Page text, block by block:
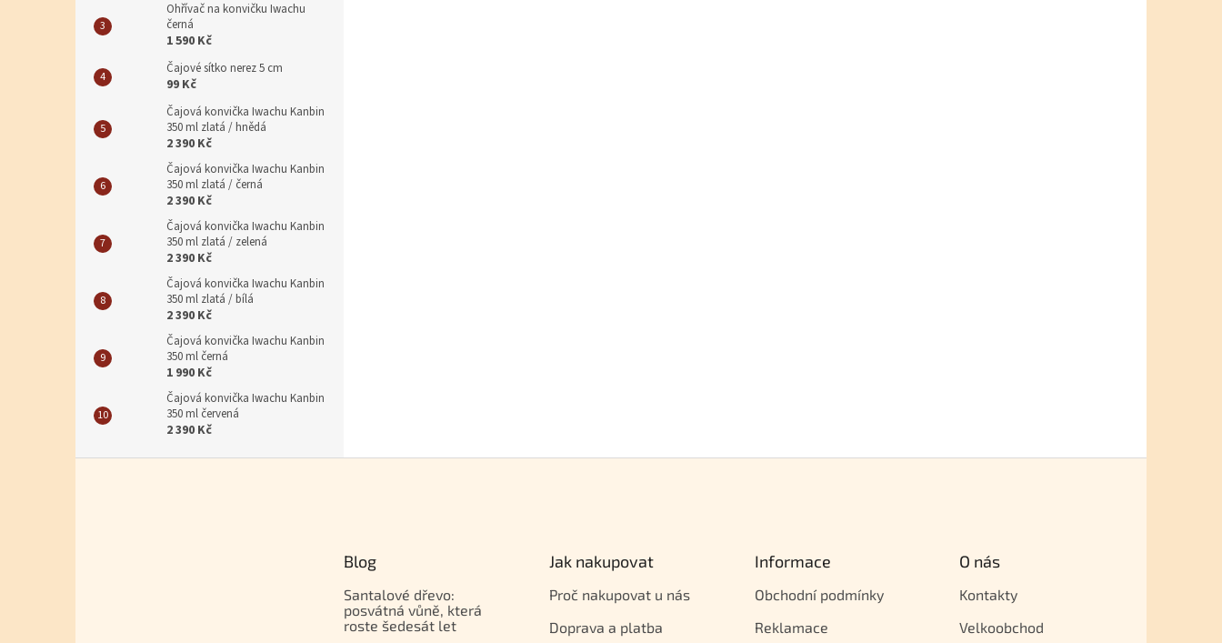
Ohřívač na konvičku Iwachu
černá
1 590 Kč
Čajové sítko nerez 5 cm
99 Kč
Čajová konvička Iwachu Kanbin
350 ml zlatá / hnědá
2 390 Kč
Čajová konvička Iwachu Kanbin
350 ml zlatá / černá
2 390 Kč
Čajová konvička Iwachu Kanbin
350 ml zlatá / zelená
2 390 Kč
Čajová konvička Iwachu Kanbin
350 ml zlatá / bílá
2 390 Kč
Čajová konvička Iwachu Kanbin
350 ml černá
1 990 Kč
Čajová konvička Iwachu Kanbin
350 ml červená
2 390 Kč
Blog
Santalové dřevo:
posvátná vůně, která
roste šedesát let
Jak nakupovat
Proč nakupovat u nás
Doprava a platba
Informace
Obchodní podmínky
Reklamace
O nás
Kontakty
Velkoobchod